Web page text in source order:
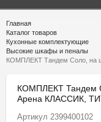
Главная
Каталог товаров
Кухонные комплектующие
Высокие шкафы и пеналы
КОМПЛЕКТ Тандем Соло, на
КОМПЛЕКТ Тандем
Арена КЛАССИК,
Артикул 2399400102